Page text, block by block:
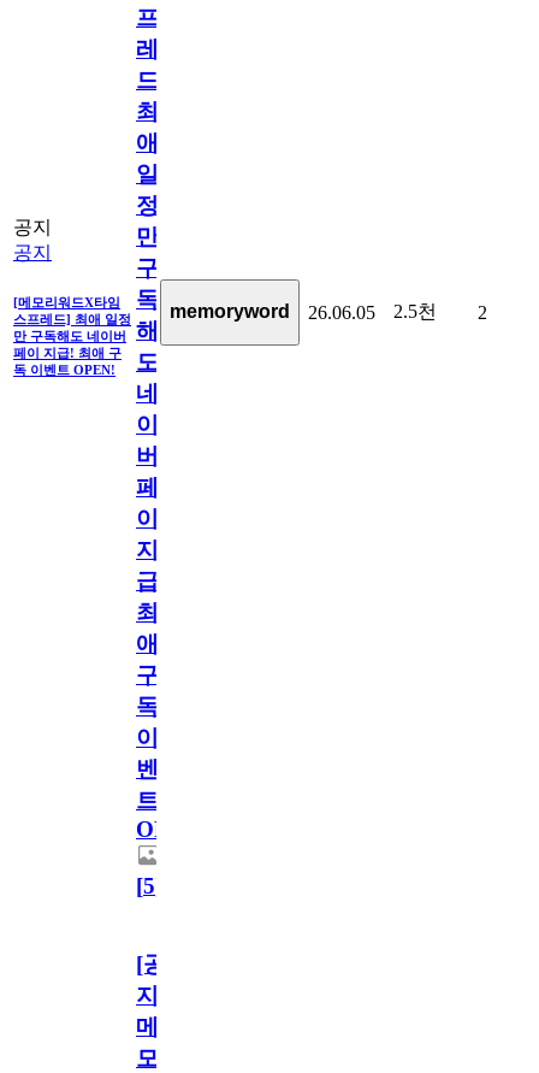
공지
공지
[메모리워드X타임
스프레드] 최애 일정
만 구독해도 네이버
페이 지급! 최애 구
독 이벤트 OPEN!
프
레
드]
최
애
일
정
만
구
독
해
도
네
이
버
페
이
지
급!
최
애
구
독
이
벤
트
OPEN!
[5]
memoryword 26.06.05 2.5천 2
[공
지]
메
모